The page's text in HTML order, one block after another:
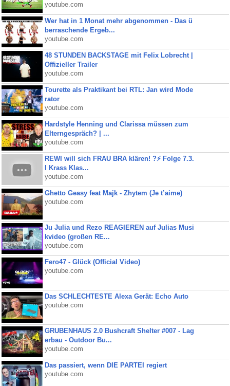
youtube.com
Wer hat in 1 Monat mehr abgenommen - Das ü
berraschende Ergeb...
youtube.com
48 STUNDEN BACKSTAGE mit Felix Lobrecht |
Offizieller Trailer
youtube.com
Tourette als Praktikant bei RTL: Jan wird Mode
rator
youtube.com
Hardstyle Henning und Clarissa müssen zum
Elterngespräch? | ...
youtube.com
REWI will sich FRAU BRA klären! ?⚡️ Folge 7.3.
I Krass Klas...
youtube.com
Ghetto Geasy feat Majk - Zhytem (Je t’aime)
youtube.com
Ju Julia und Rezo REAGIEREN auf Julias Musi
kvideo (großen RE...
youtube.com
Fero47 - Glück (Official Video)
youtube.com
Das SCHLECHTESTE Alexa Gerät: Echo Auto
youtube.com
GRUBENHAUS 2.0 Bushcraft Shelter #007 - Lag
erbau - Outdoor Bu...
youtube.com
Das passiert, wenn DIE PARTEI regiert
youtube.com